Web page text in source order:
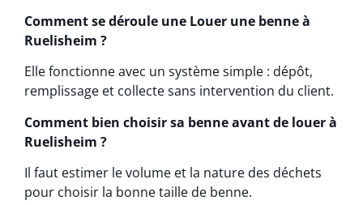
Comment se déroule une Louer une benne à
Ruelisheim ?
Elle fonctionne avec un système simple : dépôt,
remplissage et collecte sans intervention du client.
Comment bien choisir sa benne avant de louer à
Ruelisheim ?
Il faut estimer le volume et la nature des déchets
pour choisir la bonne taille de benne.